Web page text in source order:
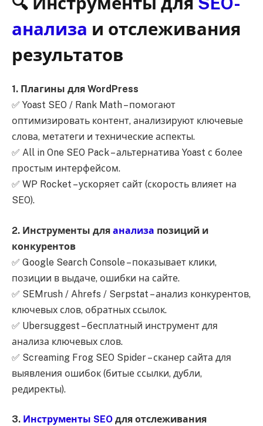
анализа и отслеживания
результатов
1. Плагины для WordPress
✅ Yoast SEO / Rank Math – помогают
оптимизировать контент, анализируют ключевые
слова, метатеги и технические аспекты.
✅ All in One SEO Pack – альтернатива Yoast с более
простым интерфейсом.
✅ WP Rocket – ускоряет сайт (скорость влияет на
SEO).
2. Инструменты для анализа позиций и
конкурентов
✅ Google Search Console – показывает клики,
позиции в выдаче, ошибки на сайте.
✅ SEMrush / Ahrefs / Serpstat – анализ конкурентов,
ключевых слов, обратных ссылок.
✅ Ubersuggest – бесплатный инструмент для
анализа ключевых слов.
✅ Screaming Frog SEO Spider – сканер сайта для
выявления ошибок (битые ссылки, дубли,
редиректы).
3. Инструменты SEO для отслеживания